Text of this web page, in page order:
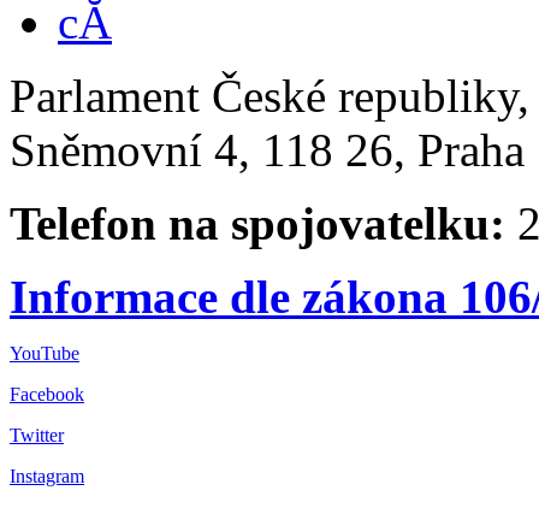
Parlament České
Sněmovní 4, 118 26,
Telefon na spojovatelku:
Informace dle zákona
YouTube
Facebook
Twitter
Instagram